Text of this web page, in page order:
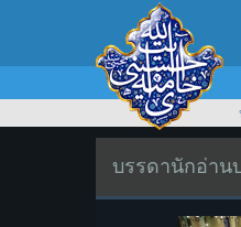
บรรดานักอ่าน